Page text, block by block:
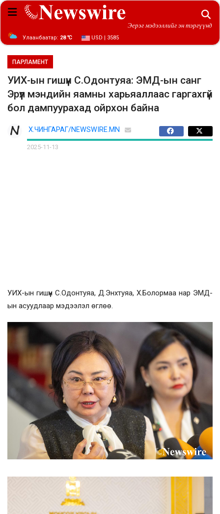
Эерэг мэдээллийг эн тэргүүнд
Улаанбаатар: 28 ℃ USD | 3585
ПАРЛАМЕНТ
УИХ-ын гишүүн С.Одонтуяа: ЭМД-ын санг
Эрүүл мэндийн яамны харьяаллаас гаргахгүй
бол дампуурахад ойрхон байна
Х.ЧИНГАРАГ/NEWSWIRE.MN
2025-11-13
УИХ-ын гишүүн С.Одонтуяа, Д.Энхтуяа, Х.Болормаа нар ЭМД-
ын асуудлаар мэдээлэл өглөө.